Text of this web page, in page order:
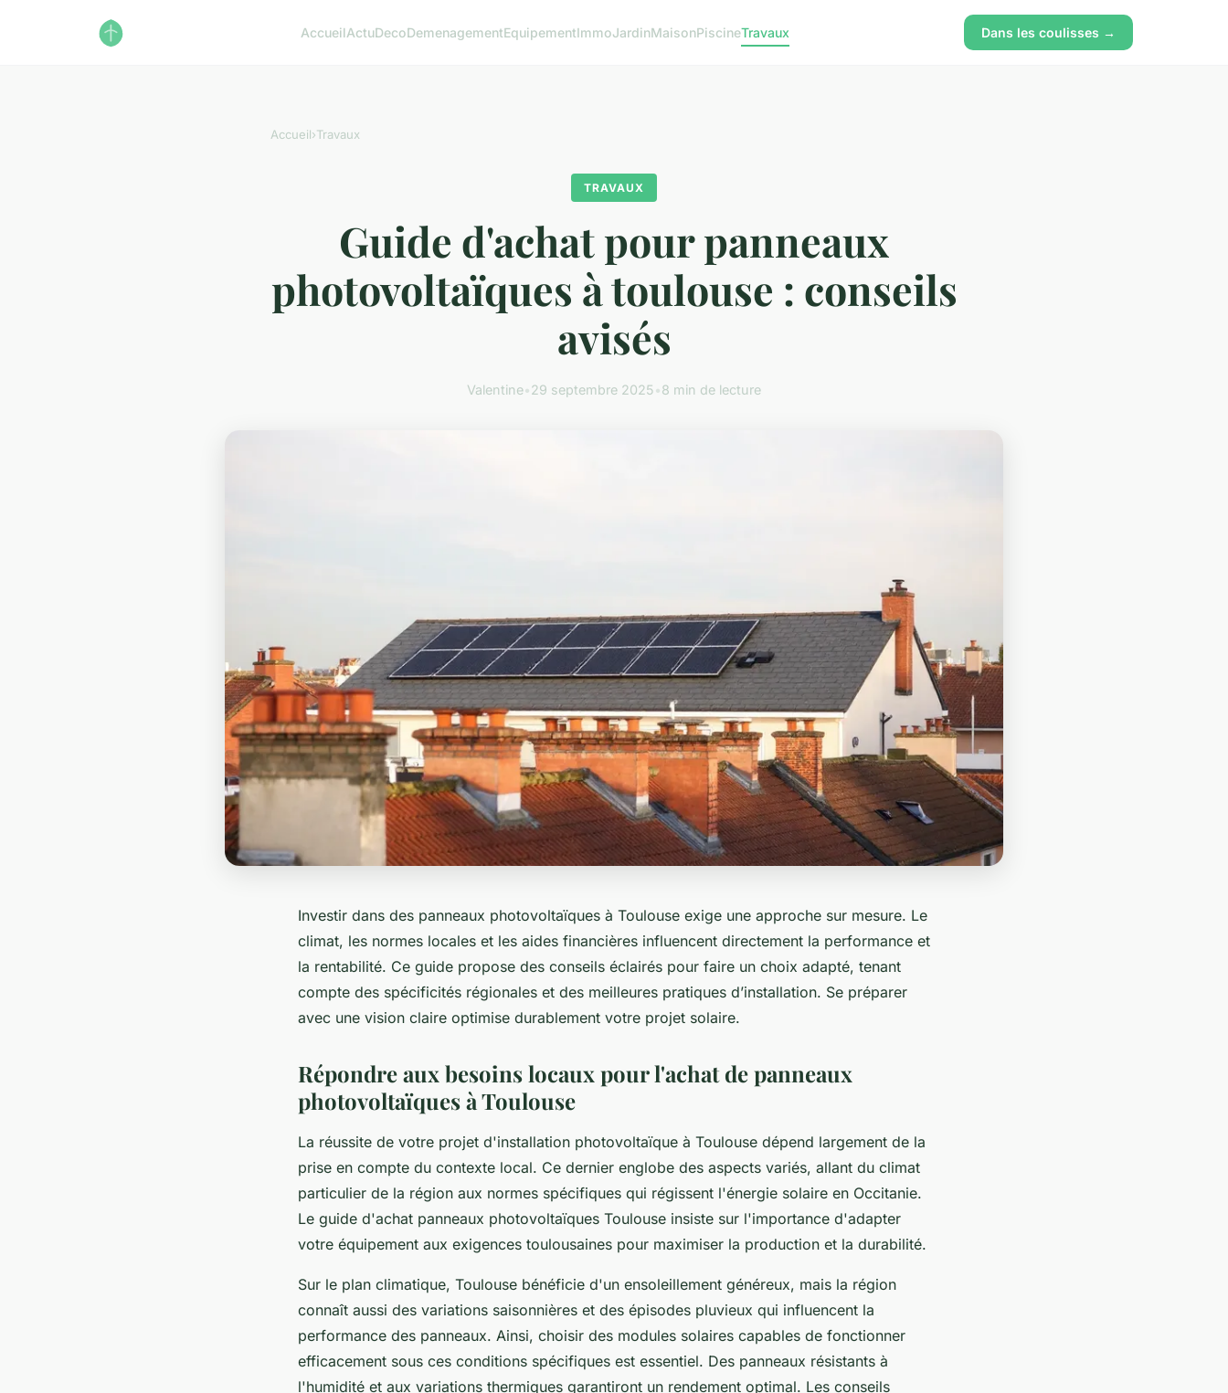
AccueilActuDecoDemenagementEquipementImmoJardinMaisonPiscineTravaux Dans les coulisses →
Accueil›Travaux
TRAVAUX
Guide d'achat pour panneaux
photovoltaïques à toulouse : conseils
avisés
Valentine•29 septembre 2025•8 min de lecture
Investir dans des panneaux photovoltaïques à Toulouse exige une approche sur mesure. Le
climat, les normes locales et les aides financières influencent directement la performance et
la rentabilité. Ce guide propose des conseils éclairés pour faire un choix adapté, tenant
compte des spécificités régionales et des meilleures pratiques d’installation. Se préparer
avec une vision claire optimise durablement votre projet solaire.
Répondre aux besoins locaux pour l'achat de panneaux
photovoltaïques à Toulouse
La réussite de votre projet d'installation photovoltaïque à Toulouse dépend largement de la
prise en compte du contexte local. Ce dernier englobe des aspects variés, allant du climat
particulier de la région aux normes spécifiques qui régissent l'énergie solaire en Occitanie.
Le guide d'achat panneaux photovoltaïques Toulouse insiste sur l'importance d'adapter
votre équipement aux exigences toulousaines pour maximiser la production et la durabilité.
Sur le plan climatique, Toulouse bénéficie d'un ensoleillement généreux, mais la région
connaît aussi des variations saisonnières et des épisodes pluvieux qui influencent la
performance des panneaux. Ainsi, choisir des modules solaires capables de fonctionner
efficacement sous ces conditions spécifiques est essentiel. Des panneaux résistants à
l'humidité et aux variations thermiques garantiront un rendement optimal. Les conseils